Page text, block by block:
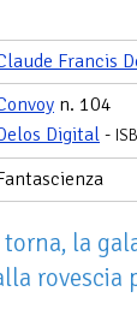
Francis
n. 104
Digital -
la
rovescia